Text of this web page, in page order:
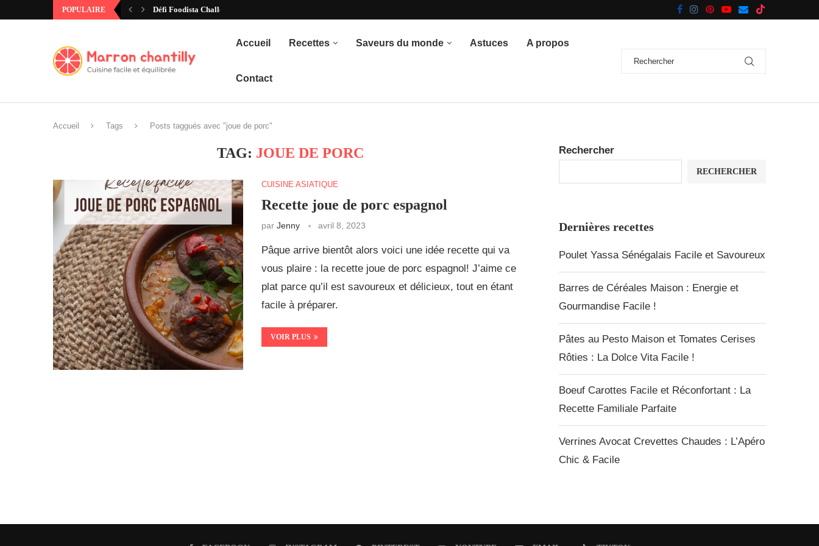
POPULAIRE Défi Foodista Challenge #97 – Annonce du thème
Accueil Recettes Saveurs du monde Astuces A propos
Contact
Accueil Tags Posts taggués avec "joue de porc"
TAG: JOUE DE PORC
CUISINE ASIATIQUE
Recette joue de porc espagnol
par Jenny avril 8, 2023
Pâque arrive bientôt alors voici une idée recette qui va
vous plaire : la recette joue de porc espagnol! J’aime ce
plat parce qu’il est savoureux et délicieux, tout en étant
facile à préparer.
VOIR PLUS
Rechercher
RECHERCHER
Dernières recettes
Poulet Yassa Sénégalais Facile et Savoureux
Barres de Céréales Maison : Energie et
Gourmandise Facile !
Pâtes au Pesto Maison et Tomates Cerises
Rôties : La Dolce Vita Facile !
Boeuf Carottes Facile et Réconfortant : La
Recette Familiale Parfaite
Verrines Avocat Crevettes Chaudes : L’Apéro
Chic & Facile